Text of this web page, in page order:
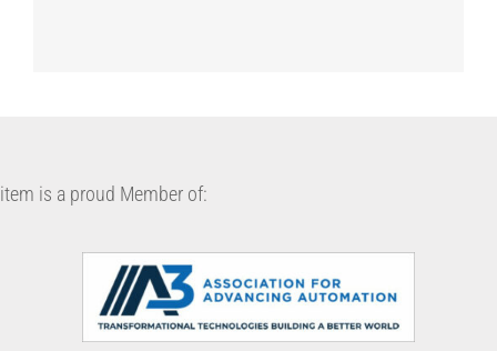
item is a proud Member of: